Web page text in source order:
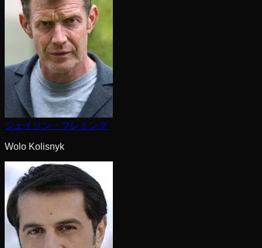
ジェイソン・フレミング
Wolo Kolisnyk